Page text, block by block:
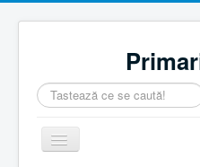
Căutare
...
Comută
navigarea